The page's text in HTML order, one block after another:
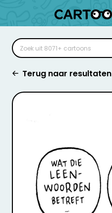
Terug naar resultaten